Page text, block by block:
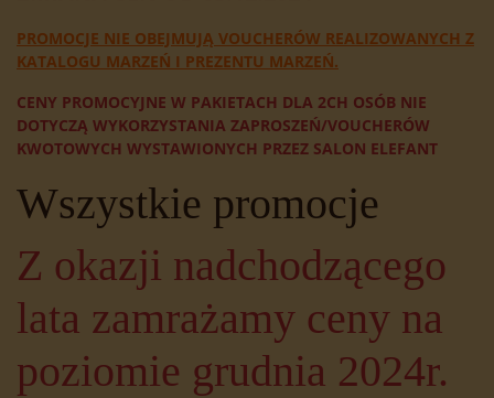
PROMOCJE NIE OBEJMUJĄ VOUCHERÓW REALIZOWANYCH Z
KATALOGU MARZEŃ I PREZENTU MARZEŃ.
CENY PROMOCYJNE W PAKIETACH DLA 2CH OSÓB NIE
DOTYCZĄ WYKORZYSTANIA ZAPROSZEŃ/VOUCHERÓW
KWOTOWYCH WYSTAWIONYCH PRZEZ SALON ELEFANT
Wszystkie promocje
Z okazji nadchodzącego
lata zamrażamy ceny na
poziomie grudnia 2024r.